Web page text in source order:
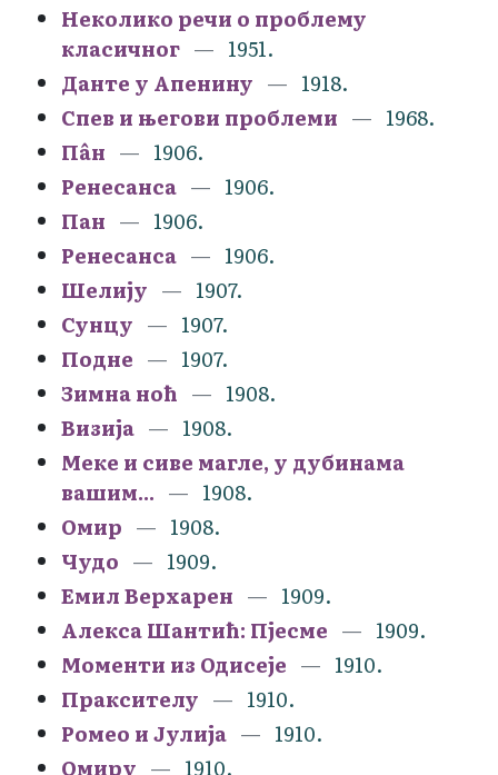
Неколико речи о проблему
класичног
1951.
Данте у Апенину
1918.
Спев и његови проблеми
1968.
Пâн
1906.
Ренесанса
1906.
Пан
1906.
Ренесанса
1906.
Шелију
1907.
Сунцу
1907.
Подне
1907.
Зимна ноћ
1908.
Визија
1908.
Меке и сиве магле, у дубинама
вашим...
1908.
Омир
1908.
Чудо
1909.
Емил Верхарен
1909.
Алекса Шантић: Пјесме
1909.
Моменти из Одисеје
1910.
Праксителу
1910.
Ромео и Јулија
1910.
Омиру
1910.